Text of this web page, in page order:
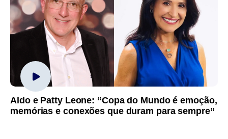
Aldo e Patty Leone: “Copa do Mundo é emoção,
memórias e conexões que duram para sempre”